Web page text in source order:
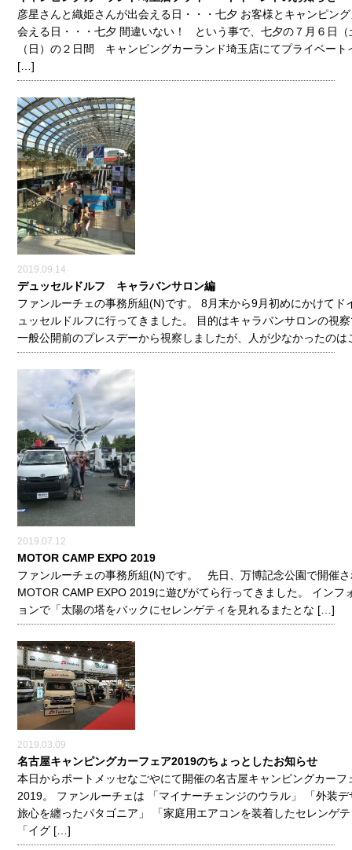
彦星さんと織姫さんが出会える日・・・七夕 お客様とキャンピン
会える日・・・七夕 間違いない！ という事で、七夕の７月６日（
（日）の２日間 キャンピングカーランド埼玉店にてプライベート
[…]
2019.09.14
デュッセルドルフ キャラバンサロン編
ファンルーチェの事務所組(N)です。 8月末から9月初めにかけてド
ュッセルドルフに行ってきました。 目的はキャラバンサロンの視
一般公開前のプレスデーから視察しましたが、人が少なかったの
2019.07.12
MOTOR CAMP EXPO 2019
ファンルーチェの事務所組(N)です。 先日、万博記念公園で開催
MOTOR CAMP EXPO 2019に遊びがてら行ってきました。 インフ
ョンで「太陽の塔をバックにセレンゲティを見れるまたとな […]
2019.03.09
名古屋キャンピングカーフェア2019のちょっとしたお知らせ
本日からポートメッセなごやにて開催の名古屋キャンピングカーフ
2019。 ファンルーチェは 「マイナーチェンジのウラル」 「外装デ
旅心を纏ったパタゴニア」 「家庭用エアコンを装着したセレンゲ
「イグ […]